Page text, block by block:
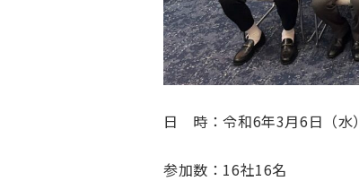
日 時：令和6年3月6日（水）
参加数：16社16名